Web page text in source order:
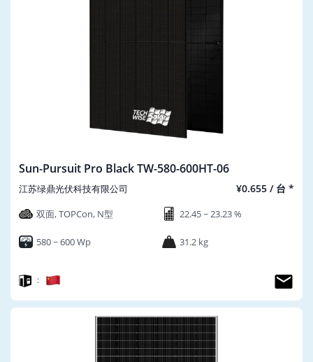
Sun-Pursuit Pro Black TW-580-600HT-06
江苏绿鼎光伏科技有限公司 ¥0.655 / 台 *
双面, TOPCon, N型 22.45 ~ 23.23 %
580 ~ 600 Wp 31.2 kg
：